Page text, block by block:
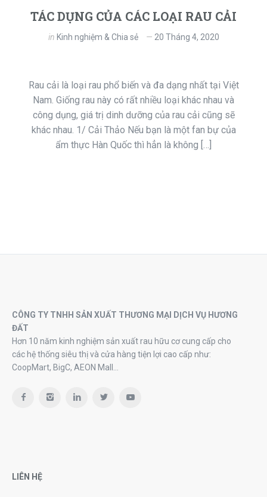
TÁC DỤNG CỦA CÁC LOẠI RAU CẢI
in Kinh nghiệm & Chia sẻ 20 Tháng 4, 2020
Rau cải là loại rau phổ biến và đa dạng nhất tại Việt
Nam. Giống rau này có rất nhiều loại khác nhau và
công dụng, giá trị dinh dưỡng của rau cải cũng sẽ
khác nhau. 1/ Cải Thảo Nếu bạn là một fan bự của
ẩm thực Hàn Quốc thì hẳn là không […]
CÔNG TY TNHH SẢN XUẤT THƯƠNG MẠI DỊCH VỤ HƯƠNG
ĐẤT
Hơn 10 năm kinh nghiệm sản xuất rau hữu cơ cung cấp cho
các hệ thống siêu thị và cửa hàng tiện lợi cao cấp như:
CoopMart, BigC, AEON Mall…
LIÊN HỆ